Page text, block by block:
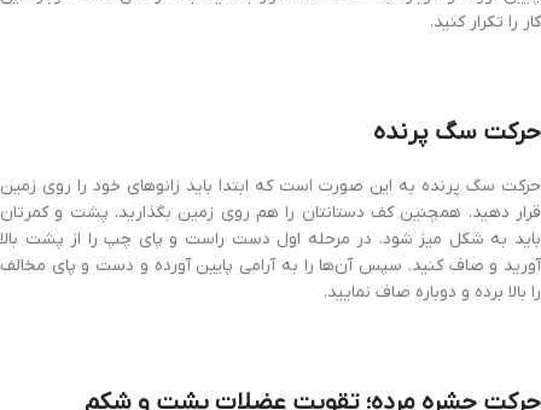
کار را تکرار کنید.
حرکت سگ پرنده
حرکت سگ پرنده به این صورت است که ابتدا باید زانوهای خود را روی زمین
قرار دهید. همچنین کف دستانتان را هم روی زمین بگذارید. پشت و کمرتان
باید به شکل میز شود. در مرحله اول دست راست و پای چپ را از پشت بالا
آورید و صاف کنید. سپس آن‌ها را به آرامی پایین آورده و دست و پای مخالف
را بالا برده و دوباره صاف نمایید.
حرکت حشره مرده؛ تقویت عضلات پشت و شکم